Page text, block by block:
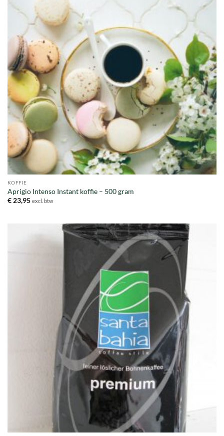
KOFFIE
Aprigio Intenso Instant koffie – 500 gram
€23,95 excl. btw